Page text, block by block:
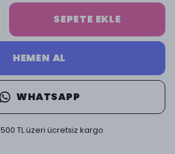
SEPETE EKLE
HEMEN AL
WHATSAPP
500 TL üzeri ücretsiz kargo